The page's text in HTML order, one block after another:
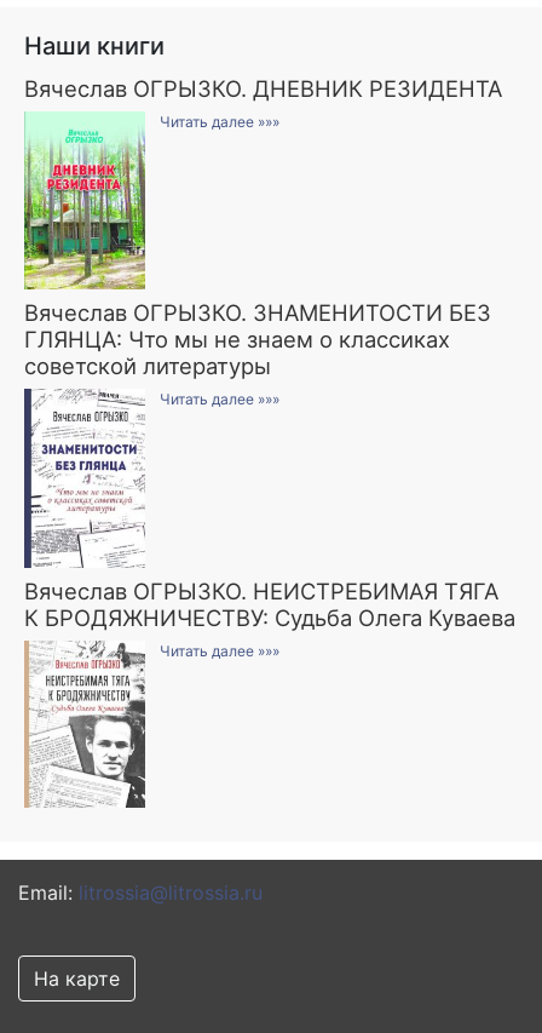
Наши книги
Вячеслав ОГРЫЗКО. ДНЕВНИК РЕЗИДЕНТА
Читать далее »»»
Вячеслав ОГРЫЗКО. ЗНАМЕНИТОСТИ БЕЗ
ГЛЯНЦА: Что мы не знаем о классиках
советской литературы
Читать далее »»»
Вячеслав ОГРЫЗКО. НЕИСТРЕБИМАЯ ТЯГА
К БРОДЯЖНИЧЕСТВУ: Судьба Олега Куваева
Читать далее »»»
Email: litrossia@litrossia.ru
На карте